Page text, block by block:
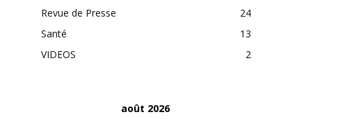
Revue de Presse
24
Santé
13
VIDEOS
2
août 2026